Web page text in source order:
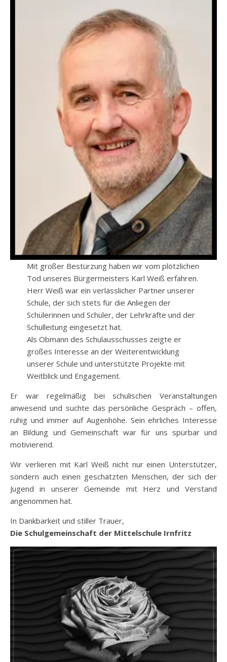
Mit großer Bestürzung haben wir vom plötzlichen
Tod unseres Bürgermeisters Karl Weiß erfahren.
Herr Weiß war ein verlässlicher Partner unserer
Schule, der sich stets für die Anliegen der
Schülerinnen und Schüler, der Lehrkräfte und der
Schulleitung eingesetzt hat.
Als Obmann des Schulausschusses zeigte er
großes Interesse an der Weiterentwicklung
unserer Schule und unterstützte Projekte mit
Weitblick und Engagement.
Er war regelmäßig bei schulischen Veranstaltungen
anwesend und suchte das persönliche Gespräch – offen,
ruhig und immer auf Augenhöhe. Sein ehrliches Interesse
an Bildung und Gemeinschaft war für uns spürbar und
motivierend.
Wir verlieren mit Karl Weiß nicht nur einen Unterstützer,
sondern auch einen geschätzten Menschen, der sich der
Jugend in unserer Gemeinde mit Herz und Verstand
angenommen hat.
In Dankbarkeit und stiller Trauer,
Die Schulgemeinschaft der Mittelschule Irnfritz